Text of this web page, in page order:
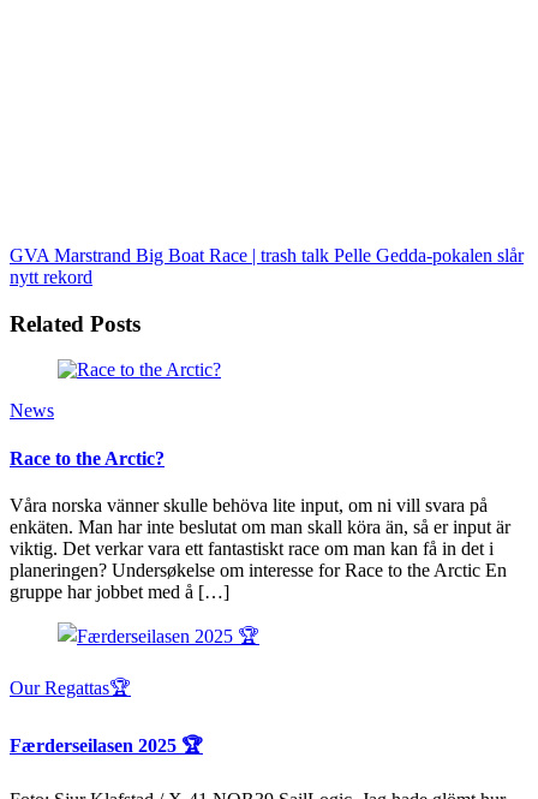
GVA Marstrand Big Boat Race | trash talk Pelle Gedda-pokalen slår
nytt rekord
Related Posts
News
Race to the Arctic?
Våra norska vänner skulle behöva lite input, om ni vill svara på
enkäten. Man har inte beslutat om man skall köra än, så er input är
viktig. Det verkar vara ett fantastiskt race om man kan få in det i
planeringen? Undersøkelse om interesse for Race to the Arctic En
gruppe har jobbet med å […]
Our Regattas🏆
Færderseilasen 2025 🏆